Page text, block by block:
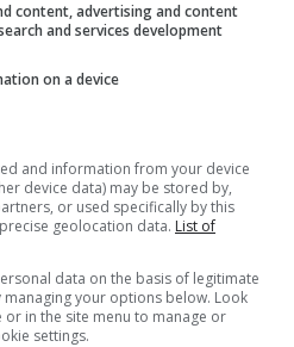
Automobile et transport
Commerce / Offres de services
Construction / Manutention
Ingénierie / Sciences
content, advertising and content
and services development
on a device
and information from your device
device data) may be stored by,
or used specifically by this
geolocation data. List of
data on the basis of legitimate
your options below. Look
in the site menu to manage or
settings.